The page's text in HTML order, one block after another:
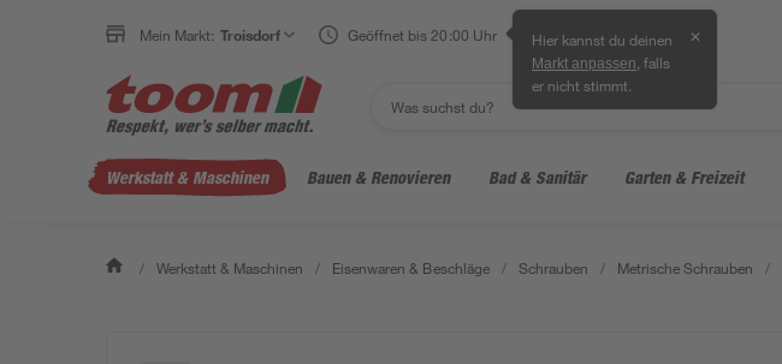
Mein Markt: Troisdorf Geöffnet bis 20:00 Uhr Hier kannst du deinen
Markt anpassen , falls
er nicht stimmt.
✕
Werkstatt & Maschinen Bauen & Renovieren Bad & Sanitär Garten & Freizeit
/ Werkstatt & Maschinen / Eisenwaren & Beschläge / Schrauben / Metrische Schrauben /